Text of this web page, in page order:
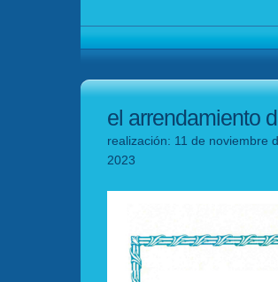
el arrendamiento
realización: 11 de noviembre
2023